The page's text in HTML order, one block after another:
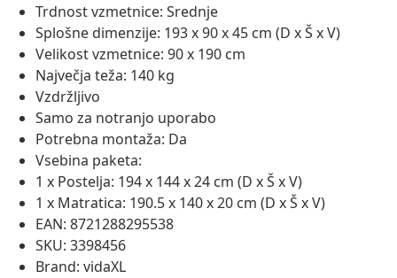
Trdnost vzmetnice: Srednje
Splošne dimenzije: 193 x 90 x 45 cm (D x Š x V)
Velikost vzmetnice: 90 x 190 cm
Največja teža: 140 kg
Vzdržljivo
Samo za notranjo uporabo
Potrebna montaža: Da
Vsebina paketa:
1 x Postelja: 194 x 144 x 24 cm (D x Š x V)
1 x Matratica: 190.5 x 140 x 20 cm (D x Š x V)
EAN: 8721288295538
SKU: 3398456
Brand: vidaXL